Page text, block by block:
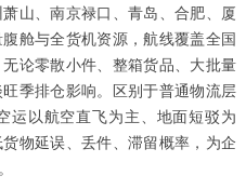
山、南京禄口、青岛、合肥、厦
舱与全货机资源，航线覆盖全国
论零散小件、整箱货品、大批量
季排仓影响。区别于普通物流层
运以航空直飞为主、地面短驳为
物延误、丢件、滞留概率，为企